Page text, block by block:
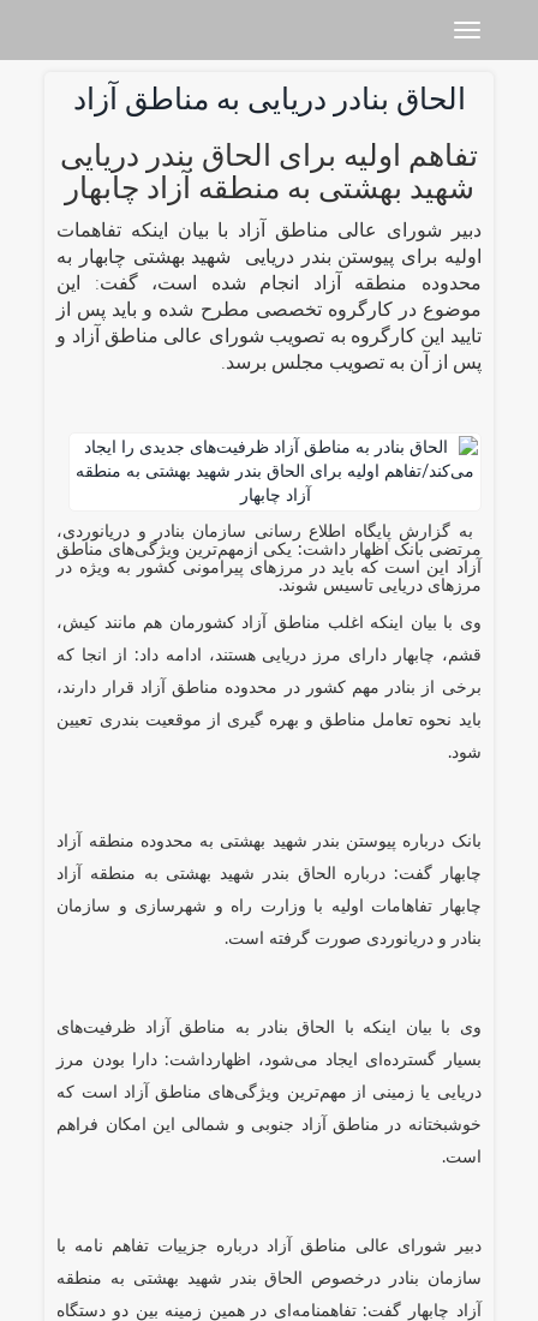
Toggle navigation
الحاق بنادر دریایی به مناطق آزاد
تفاهم اولیه برای الحاق بندر دریایی
شهید بهشتی به منطقه آزاد چابهار
دبیر شورای عالی مناطق آزاد با بیان اینکه تفاهمات
اولیه برای پیوستن بندر دریایی شهید بهشتی چابهار به
محدوده منطقه آزاد انجام شده است، گفت: این
موضوع در کارگروه تخصصی مطرح شده و باید پس از
تایید این کارگروه به تصویب شورای عالی مناطق آزاد و
پس از آن به تصویب مجلس برسد.
به گزارش پایگاه اطلاع رسانی سازمان بنادر و دریانوردی،
مرتضی بانک اظهار داشت: یکی ازمهم‌ترین ویژگی‌های مناطق
آزاد این است که باید در مرزهای پیرامونی کشور به ویژه در
مرزهای دریایی تاسیس شوند.
وی با بیان اینکه اغلب مناطق آزاد کشورمان هم مانند کیش،
قشم، چابهار دارای مرز دریایی هستند، ادامه داد: از انجا که
برخی از بنادر مهم کشور در محدوده مناطق آزاد قرار دارند،
باید نحوه تعامل مناطق و بهره گیری از موقعیت بندری تعیین
شود.
بانک درباره پیوستن بندر شهید بهشتی به محدوده منطقه آزاد
چابهار گفت: درباره الحاق بندر شهید بهشتی به منطقه آزاد
چابهار تفاهامات اولیه با وزارت راه و شهرسازی و سازمان
بنادر و دریانوردی صورت گرفته است.
وی با بیان اینکه با الحاق بنادر به مناطق آزاد ظرفیت‌های
بسیار گسترده‌ای ایجاد می‌شود، اظهارداشت: دارا بودن مرز
دریایی یا زمینی از مهم‌ترین ویژگی‌های مناطق آزاد است که
خوشبختانه در مناطق آزاد جنوبی و شمالی این امکان فراهم
است.
دبیر شورای عالی مناطق آزاد درباره جزییات تفاهم نامه با
سازمان بنادر درخصوص الحاق بندر شهید بهشتی به منطقه
آزاد چابهار گفت: تفاهمنامه‌ای در همین زمینه بین دو دستگاه